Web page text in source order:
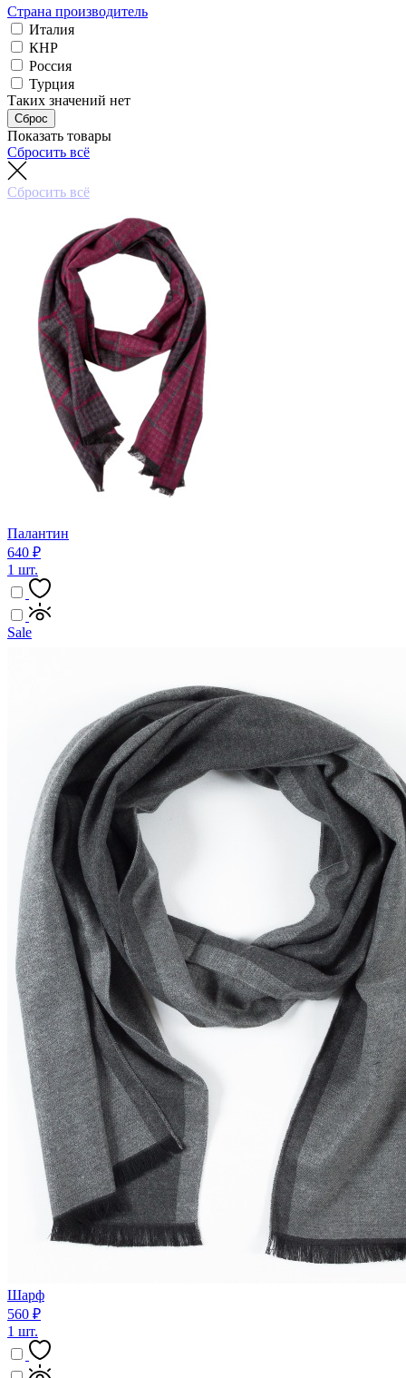
Страна производитель
Италия
КНР
Россия
Турция
Таких значений нет
Сброс
Показать товары
Сбросить всё
Сбросить всё
Палантин
640 ₽
1 шт.
Sale
Шарф
560 ₽
1 шт.